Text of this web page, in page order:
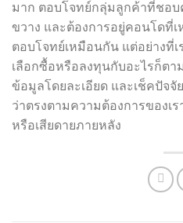
มาก ตอบโจทย์กลุ่มลูกค้าที่ชอบ
ขวาง และต้องการอยู่คอนโดที่เ
ตอบโจทย์เหมือนกัน แต่อย่างที่
เลือกซื้อหรือลงทุนกับอะไรก็ต
ข้อมูลโดยละเอียด และเช็คปัจ
ว่าตรงตามความต้องการของเ
หรือเสียดายภายหลัง